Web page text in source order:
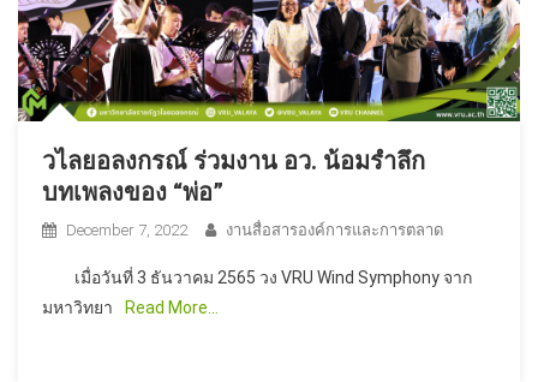
วไลยอลงกรณ์ ร่วมงาน อว. น้อมรำลึก
บทเพลงของ “พ่อ”
December 7, 2022 งานสื่อสารองค์การและการตลาด
เมื่อวันที่ 3 ธันวาคม 2565 วง VRU Wind Symphony จาก
มหาวิทยา
Read More…